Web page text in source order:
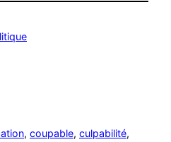
, coupable, culpabilité